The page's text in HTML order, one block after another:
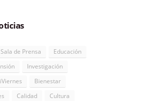
Sala de Prensa
Educación
Investigación
Bienestar
Calidad
Cultura